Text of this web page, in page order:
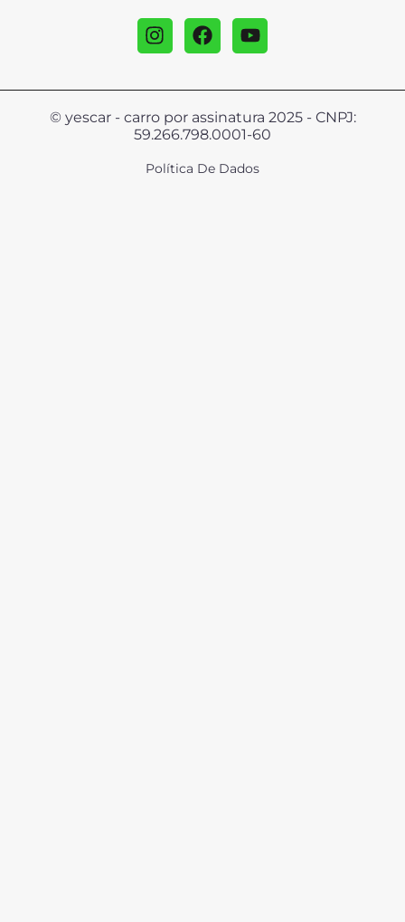
© yescar - carro por assinatura 2025 - CNPJ:
59.266.798.0001-60
Política De Dados